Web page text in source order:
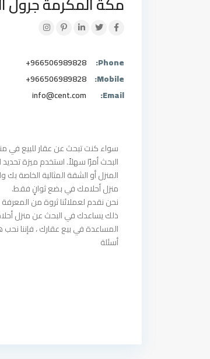
Phone:
+966506989828
Mobile:
+966506989828
Email:
info@cent.com
البحث أمرًا سهلاً. استخدم ميزة تحديد
المنزل أو الشقة المثالية الخاصة
منزل أحلامك في بضع ثوانٍ فقط.
نحن نقدم لعملائنا ثروة من
ذلك يساعدك في البحث عن منزل
المساعدة في بيع عقارك ، فإننا
أسئلة